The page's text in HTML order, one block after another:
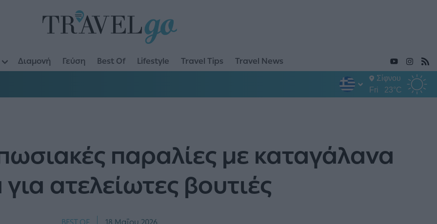
Διαμονή Γεύση Best Of Lifestyle Travel Tips Travel News
Σίφνου
Fri
23°C
παραλίες με καταγάλανα
ατελείωτες βουτιές